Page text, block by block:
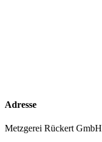
Adresse
Metzgerei Rückert GmbH